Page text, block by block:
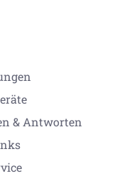
& Antworten